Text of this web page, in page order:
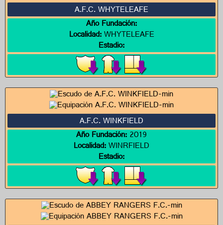
A.F.C. WHYTELEAFE
Año Fundación:
Localidad:WHYTELEAFE
Estadio:
A.F.C. WINKFIELD
Año Fundación:2019
Localidad:WINRFIELD
Estadio: